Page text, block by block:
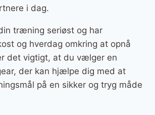
i dag.
træning seriøst og har
og hverdag omkring at opnå
det vigtigt, at du vælger en
der kan hjælpe dig med at
på en sikker og tryg måde